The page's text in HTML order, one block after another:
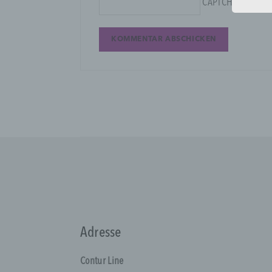
CAPTCHA Code
Adresse
Contur Line